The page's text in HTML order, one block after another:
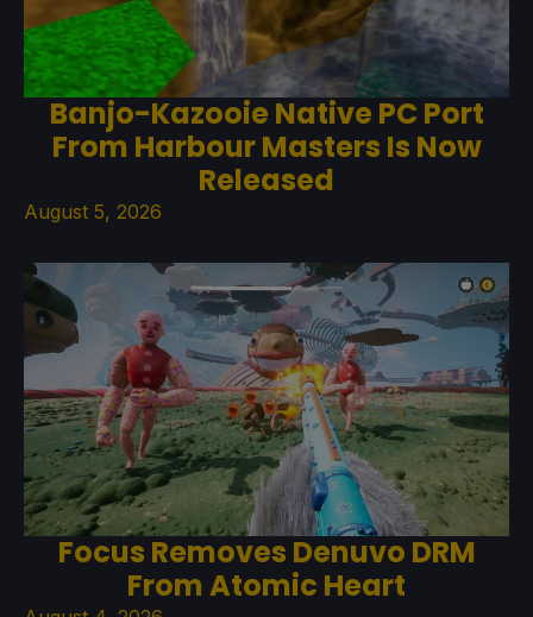
Banjo-Kazooie Native PC Port
From Harbour Masters Is Now
Released
August 5, 2026
Focus Removes Denuvo DRM
From Atomic Heart